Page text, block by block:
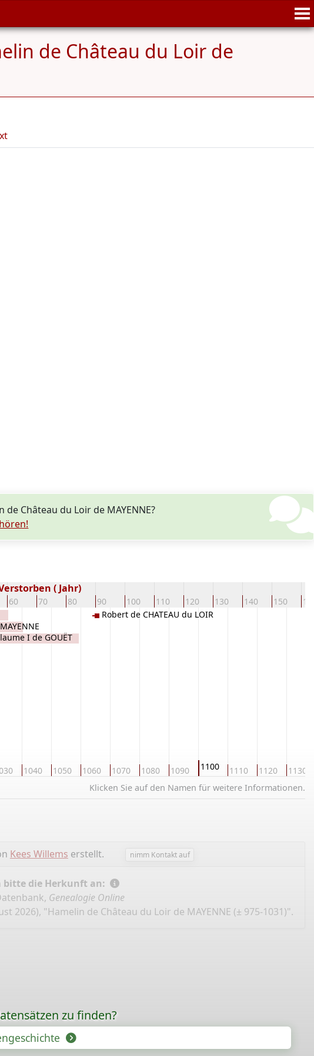
de Château du Loir de
Château du Loir de MAYENNE?
60 70 80 90 100 110 120 130 140 150
( Jahr)
1040 1050 1060 1070 1080 1090 1100 1110 1120 1130
I de GOUËT
Robert de CHATEAU du LOIR
Klicken Sie auf den Namen für weitere Informationen.
Kees Willems erstellt. nimm Kontakt auf
bitte die Herkunft an:
Genealogie Online
2026), "Hamelin de Château du Loir de MAYENNE (± 975-1031)".
zu finden?